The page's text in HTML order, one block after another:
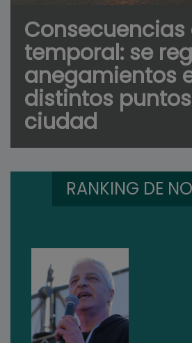
Consecuencias
temporal: se
anegamientos
distintos
ciudad
RANKING DE